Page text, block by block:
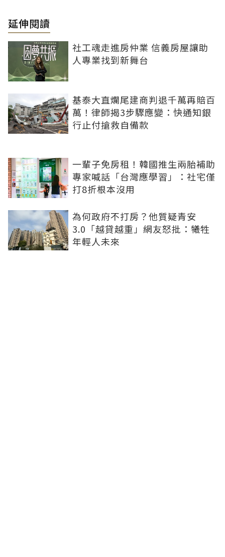
延伸閱讀
社工魂走進房仲業 信義房屋讓助
人專業找到新舞台
基泰大直爛尾建商判退千萬再賠百
萬！律師揭3步驟應變：快通知銀
行止付搶救自備款
一輩子免房租！韓國推生兩胎補助
專家喊話「台灣應學習」：社宅僅
打8折根本沒用
為何政府不打房？他質疑青安
3.0「越貸越重」網友怒批：犧牲
年輕人未來